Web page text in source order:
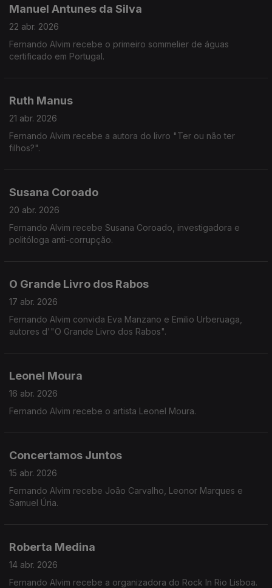
Manuel Antunes da Silva
22 abr. 2026
Fernando Alvim recebe o primeiro sommelier de águas
certificado em Portugal.
Ruth Manus
21 abr. 2026
Fernando Alvim recebe a autora do livro "Ter ou não ter
filhos?".
Susana Coroado
20 abr. 2026
Fernando Alvim recebe Susana Coroado, investigadora e
politóloga anti-corrupção.
O Grande Livro dos Rabos
17 abr. 2026
Fernando Alvim convida Eva Manzano e Emilio Urberuaga,
autores d'"O Grande Livro dos Rabos".
Leonel Moura
16 abr. 2026
Fernando Alvim recebe o artista Leonel Moura.
Concertamos Juntos
15 abr. 2026
Fernando Alvim recebe João Carvalho, Leonor Marques e
Samuel Úria.
Roberta Medina
14 abr. 2026
Fernando Alvim recebe a organizadora do Rock In Rio Lisboa.